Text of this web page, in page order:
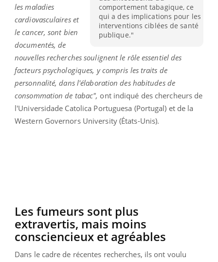
comportement tabagique, ce
qui a des implications pour les
interventions ciblées de santé
publique."
les maladies
cardiovasculaires et
le cancer, sont bien
documentés, de
nouvelles recherches soulignent le rôle essentiel des
facteurs psychologiques, y compris les traits de
personnalité, dans l'élaboration des habitudes de
consommation de tabac", ont indiqué des chercheurs de
l'Universidade Catolica Portuguesa (Portugal) et de la
Western Governors University (États-Unis).
Les fumeurs sont plus
extravertis, mais moins
consciencieux et agréables
Dans le cadre de récentes recherches, ils ont voulu